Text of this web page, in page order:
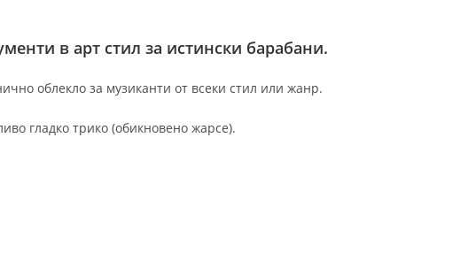
в арт стил за истински барабани.
облекло за музиканти от всеки стил или жанр.
гладко трико (обикновено жарсе).